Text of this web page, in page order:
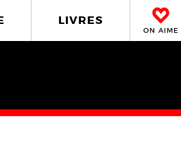
LIVRES
ON AIME